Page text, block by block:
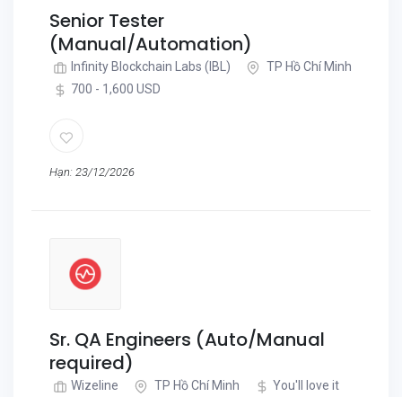
Senior Tester
(Manual/Automation)
Infinity Blockchain Labs (IBL)
TP Hồ Chí Minh
700 - 1,600 USD
Hạn: 23/12/2026
Sr. QA Engineers (Auto/Manual
required)
Wizeline TP Hồ Chí Minh You'll love it